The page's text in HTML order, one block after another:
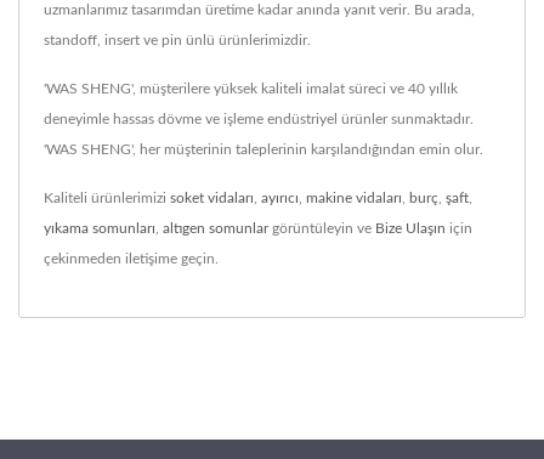
uzmanlarımız tasarımdan üretime kadar anında yanıt verir. Bu arada,
standoff, insert ve pin ünlü ürünlerimizdir.
'WAS SHENG', müşterilere yüksek kaliteli imalat süreci ve 40 yıllık
deneyimle hassas dövme ve işleme endüstriyel ürünler sunmaktadır.
'WAS SHENG', her müşterinin taleplerinin karşılandığından emin olur.
Kaliteli ürünlerimizi soket vidaları ayırıcı makine vidaları burç şaft
yıkama somunları altıgen somunlargörüntüleyin ve Bize Ulaşın için
çekinmeden iletişime geçin.